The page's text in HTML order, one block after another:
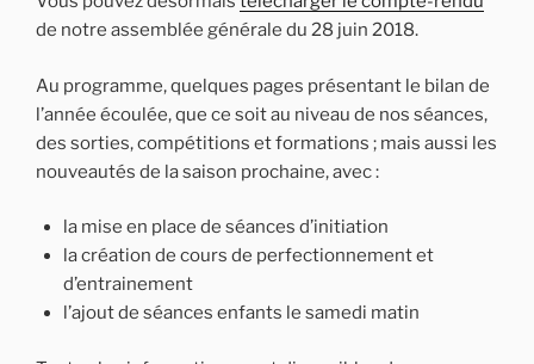
de notre assemblée générale du 28 juin 2018.
Au programme, quelques pages présentant le bilan de
l’année écoulée, que ce soit au niveau de nos séances,
des sorties, compétitions et formations ; mais aussi les
nouveautés de la saison prochaine, avec :
la mise en place de séances d’initiation
la création de cours de perfectionnement et
d’entrainement
l’ajout de séances enfants le samedi matin